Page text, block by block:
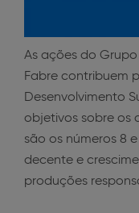
As ações do
Fabre contribuem
Desenvolvimento
objetivos sobre os
são os números 8
decente e
produções